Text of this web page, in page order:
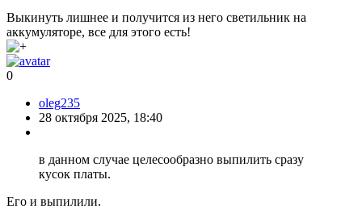
Выкинуть лишнее и получится из него светильник на
аккумуляторе, все для этого есть!
0
oleg235
28 октября 2025, 18:40
в данном случае целесообразно выпилить сразу
кусок платы.
Его и выпилили.